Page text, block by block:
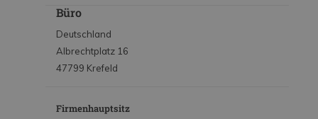
Büro
Deutschland
Albrechtplatz 16
47799 Krefeld
Firmenhauptsitz